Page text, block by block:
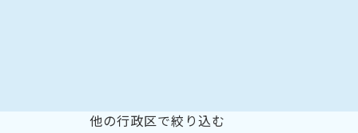
他の行政区で絞り込む